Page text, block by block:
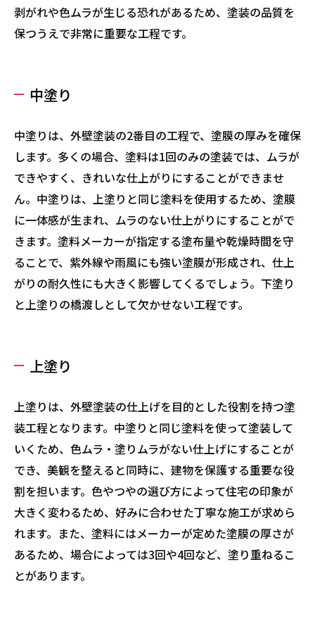
剥がれや色ムラが生じる恐れがあるため、塗装の品質を
保つうえで非常に重要な工程です。
中塗り
中塗りは、外壁塗装の2番目の工程で、塗膜の厚みを確保
します。多くの場合、塗料は1回のみの塗装では、ムラが
できやすく、きれいな仕上がりにすることができませ
ん。中塗りは、上塗りと同じ塗料を使用するため、塗膜
に一体感が生まれ、ムラのない仕上がりにすることがで
きます。塗料メーカーが指定する塗布量や乾燥時間を守
ることで、紫外線や雨風にも強い塗膜が形成され、仕上
がりの耐久性にも大きく影響してくるでしょう。下塗り
と上塗りの橋渡しとして欠かせない工程です。
上塗り
上塗りは、外壁塗装の仕上げを目的とした役割を持つ塗
装工程となります。中塗りと同じ塗料を使って塗装して
いくため、色ムラ・塗りムラがない仕上げにすることが
でき、美観を整えると同時に、建物を保護する重要な役
割を担います。色やつやの選び方によって住宅の印象が
大きく変わるため、好みに合わせた丁寧な施工が求めら
れます。また、塗料にはメーカーが定めた塗膜の厚さが
あるため、場合によっては3回や4回など、塗り重ねるこ
とがあります。